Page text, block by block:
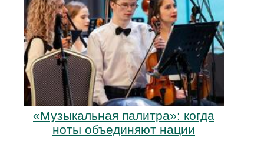
«Музыкальная палитра»: когда
ноты объединяют нации